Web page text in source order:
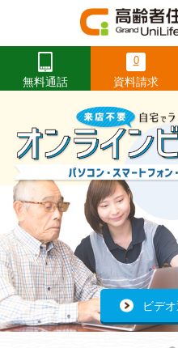
無料通話
0
資料請求
開催レポ
ビデ
Prev
前
へ
前
へ
前
へ